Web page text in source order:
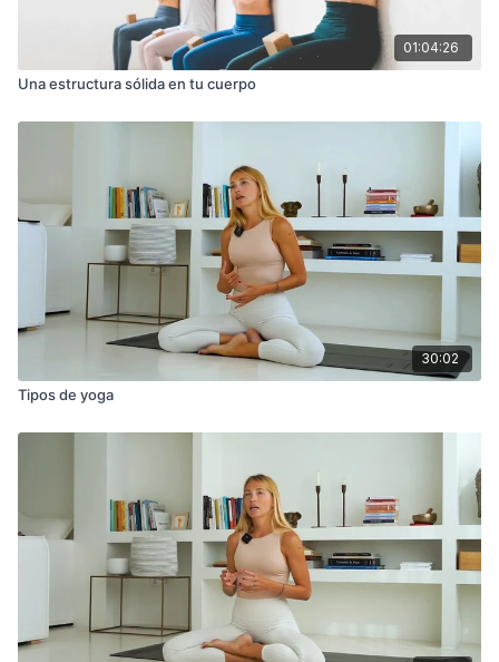
01:04:26
Una estructura sólida en tu cuerpo
30:02
Tipos de yoga